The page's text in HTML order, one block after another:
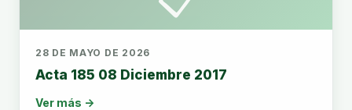
28 DE MAYO DE 2026
Acta 185 08 Diciembre 2017
Ver más →